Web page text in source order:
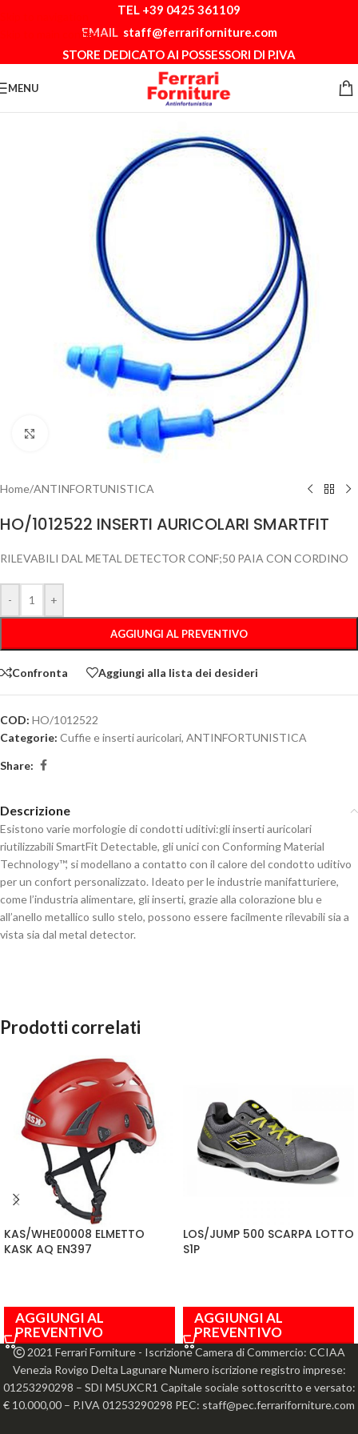
Skip to main content
TEL +39 0425 361109
EMAIL staff@ferrariforniture.com
STORE DEDICATO AI POSSESSORI DI P.IVA
MENU
Clicca per ingrandire
Home/ANTINFORTUNISTICA
HO/1012522 INSERTI AURICOLARI SMARTFIT
RILEVABILI DAL METAL DETECTOR CONF;50 PAIA CON CORDINO
- +
AGGIUNGI AL PREVENTIVO
Confronta Aggiungi alla lista dei desideri
COD: HO/1012522
Categorie: Cuffie e inserti auricolari, ANTINFORTUNISTICA
Share:
Descrizione
Esistono varie morfologie di condotti uditivi:gli inserti auricolari
riutilizzabili SmartFit Detectable, gli unici con Conforming Material
Technology™, si modellano a contatto con il calore del condotto uditivo
per un confort personalizzato. Ideato per le industrie manifatturiere,
come l’industria alimentare, gli inserti, grazie alla colorazione blu e
all’anello metallico sullo stelo, possono essere facilmente rilevabili sia a
vista sia dal metal detector.
Prodotti correlati
KAS/WHE00008 ELMETTO
KASK AQ EN397
AGGIUNGI AL
PREVENTIVO
LOS/JUMP 500 SCARPA LOTTO
S1P
AGGIUNGI AL
PREVENTIVO
2021 Ferrari Forniture - Iscrizione Camera di Commercio: CCIAA
Venezia Rovigo Delta Lagunare Numero iscrizione registro imprese:
01253290298 – SDI M5UXCR1 Capitale sociale sottoscritto e versato:
€ 10.000,00 – P.IVA 01253290298 PEC: staff@pec.ferrariforniture.com